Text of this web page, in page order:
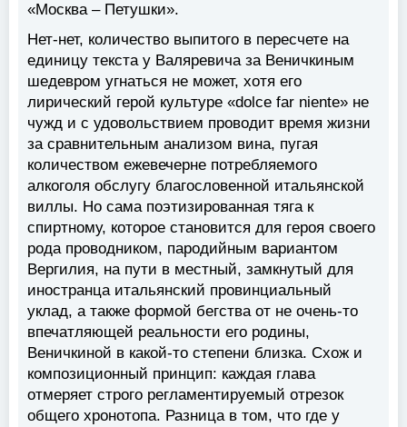
«Москва – Петушки».
Нет-нет, количество выпитого в пересчете на
единицу текста у Валяревича за Веничкиным
шедевром угнаться не может, хотя его
лирический герой культуре «dolce far niente» не
чужд и с удовольствием проводит время жизни
за сравнительным анализом вина, пугая
количеством ежевечерне потребляемого
алкоголя обслугу благословенной итальянской
виллы. Но сама поэтизированная тяга к
спиртному, которое становится для героя своего
рода проводником, пародийным вариантом
Вергилия, на пути в местный, замкнутый для
иностранца итальянский провинциальный
уклад, а также формой бегства от не очень-то
впечатляющей реальности его родины,
Веничкиной в какой-то степени близка. Схож и
композиционный принцип: каждая глава
отмеряет строго регламентируемый отрезок
общего хронотопа. Разница в том, что где у